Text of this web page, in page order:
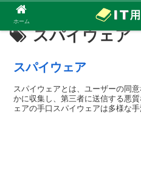
スパイウェア
スパイウェア
スパイウェアとは、ユーザーの同
かに収集し、第三者に送信する悪
ェアの手口スパイウェアは多様な
ホーム